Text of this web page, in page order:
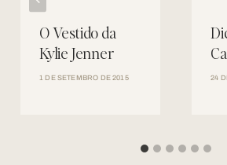
O Vestido da
Kylie Jenner
1 DE SETEMBRO DE 2015 24